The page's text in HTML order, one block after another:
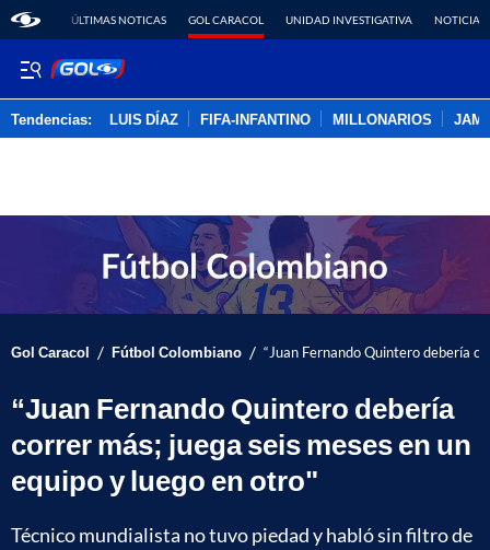
ÚLTIMAS NOTICAS GOL CARACOL UNIDAD INVESTIGATIVA NOTICIAS
Tendencias: LUIS DÍAZ FIFA-INFANTINO MILLONARIOS
Gol Caracol / Fútbol Colombiano / “Juan Fernando Quintero debería
“Juan Fernando Quintero debería
correr más; juega seis meses en un
equipo y luego en otro"
Técnico mundialista no tuvo piedad y habló sin filtro de